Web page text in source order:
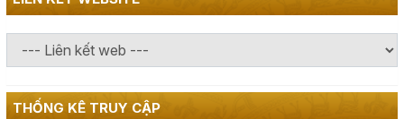
THỐNG KÊ TRUY CẬP